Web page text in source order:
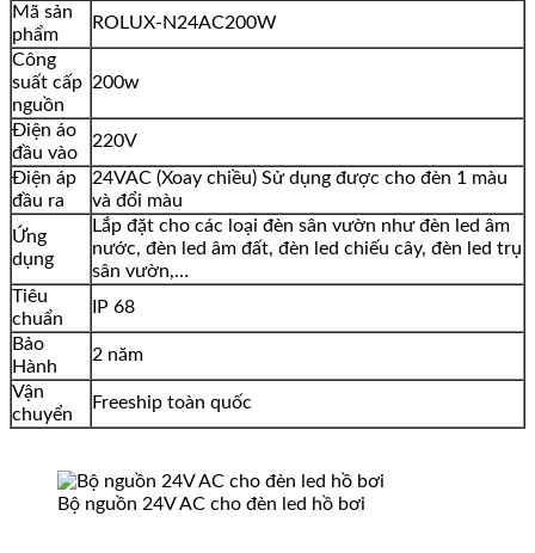
Mã sản
phẩm
ROLUX-N24AC200W
Công
suất cấp
nguồn
200w
Điện áo
đầu vào
220V
Điện áp
đầu ra
24VAC (Xoay chiều) Sử dụng được cho đèn 1 màu
và đổi màu
Ứng
dụng
Lắp đặt cho các loại đèn sân vườn như đèn led âm
nước, đèn led âm đất, đèn led chiếu cây, đèn led trụ
sân vườn,…
Tiêu
chuẩn
IP 68
Bảo
Hành
2 năm
Vận
chuyển
Freeship toàn quốc
Bộ nguồn 24V AC cho đèn led hồ bơi